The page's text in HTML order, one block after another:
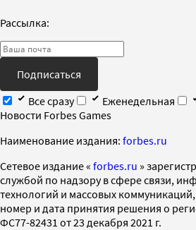
Рассылка:
Подписаться
Все сразу
Еженедельная
Новости Forbes Games
Наименование издания: forbes.ru
Cетевое издание « forbes.ru »
службой по надзору в сфере связи,
технологий и массовых
номер и дата принятия решения о
ФС77-82431 от 23 декабря 2021 г.